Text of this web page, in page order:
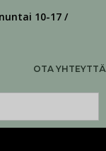
10-17 /
OTA YHTEYTTÄ